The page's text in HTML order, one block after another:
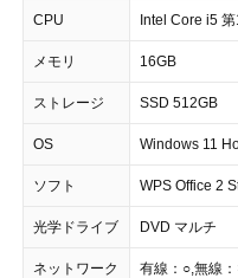
CPU Intel Core i5
メモリ 16GB
ストレージ SSD 512GB
OS Windows 11
ソフト WPS Office 2
光学ドライブ DVD マルチ
ネットワーク 有線：○,無線